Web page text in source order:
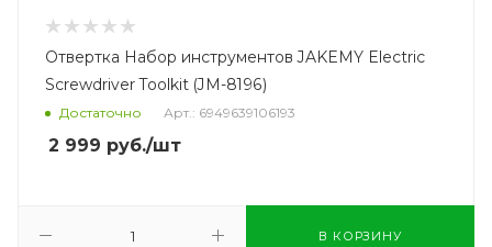
Отвертка Набор инструментов JAKEMY Electric
Screwdriver Toolkit (JM-8196)
Достаточно Арт.: 6949639106193
2 999 руб./шт
В КОРЗИНУ